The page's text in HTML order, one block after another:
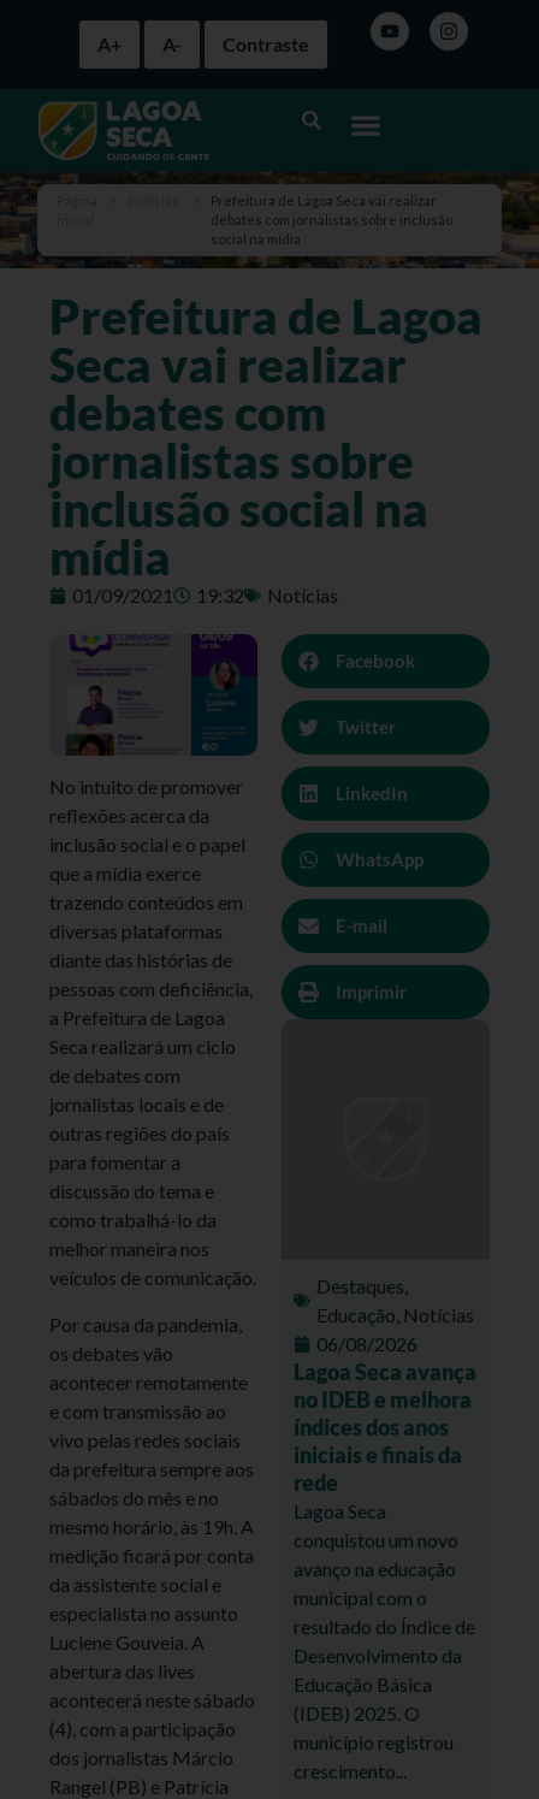
A+ A- Contraste
Prefeitura de Lagoa Seca vai realizar
debates com jornalistas sobre inclusão
social na mídia
Prefeitura de Lagoa
Seca vai realizar
debates com
jornalistas sobre
inclusão social na
mídia
01/09/2021 19:32 Notícias
No intuito de promover
reflexões acerca da
inclusão social e o papel
que a mídia exerce
trazendo conteúdos em
diversas plataformas
diante das histórias de
pessoas com deficiência,
a Prefeitura de Lagoa
Seca realizará um ciclo
de debates com
jornalistas locais e de
outras regiões do país
para fomentar a
discussão do tema e
como trabalhá-lo da
melhor maneira nos
veículos de comunicação.
Por causa da pandemia,
os debates vão
acontecer remotamente
e com transmissão ao
vivo pelas redes sociais
da prefeitura sempre aos
sábados do mês e no
mesmo horário, às 19h. A
medição ficará por conta
da assistente social e
especialista no assunto
Luciene Gouveia. A
abertura das lives
acontecerá neste sábado
(4), com a participação
dos jornalistas Márcio
Rangel (PB) e Patrícia
Facebook
Twitter
LinkedIn
WhatsApp
E-mail
Imprimir
Destaques,
Educação, Notícias
06/08/2026
Lagoa Seca avança
no IDEB e melhora
índices dos anos
iniciais e finais da
rede
Lagoa Seca
conquistou um novo
avanço na educação
municipal com o
resultado do Índice de
Desenvolvimento da
Educação Básica
(IDEB) 2025. O
município registrou
crescimento...